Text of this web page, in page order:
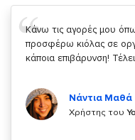
Σας ευχαριστώ που μας
κάτι!
Χρήστης του